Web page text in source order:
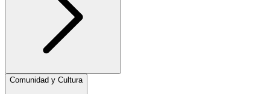
Comunidad y Cultura